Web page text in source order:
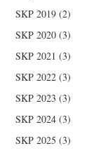
SKP 2019 (2)
SKP 2020 (3)
SKP 2021 (3)
SKP 2022 (3)
SKP 2023 (3)
SKP 2024 (3)
SKP 2025 (3)